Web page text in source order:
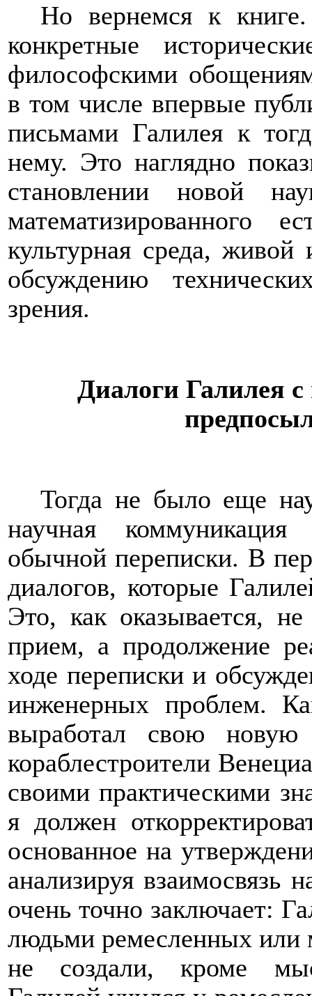
Но вернемся к книге.
конкретные
философскими
в том числе впервые
письмами Галилея к
нему. Это наглядно
становлении новой
математизированного
культурная среда, живой
обсуждению
зрения.
Диалоги Галилея
Тогда не было еще
научная
обычной переписки. В
диалогов, которые
Это, как оказывается,
прием, а продолжение
ходе переписки и
инженерных проблем.
выработал свою новую
кораблестроители
своими практическими
я должен
основанное на
анализируя взаимосвязь
очень точно заключает:
людьми ремесленных или
не создали, кроме